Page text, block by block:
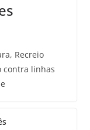
Recreio
contra linhas